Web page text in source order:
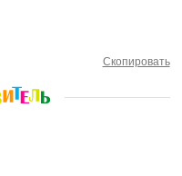
Скопировать